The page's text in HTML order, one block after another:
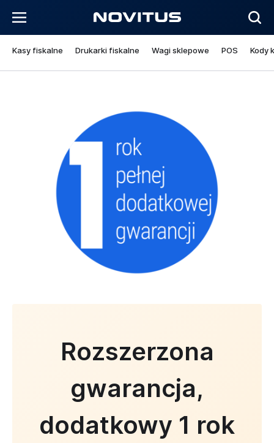
Kasy fiskalne Drukarki fiskalne Wagi sklepowe POS Kody
Rozszerzona
gwarancja,
dodatkowy 1 rok